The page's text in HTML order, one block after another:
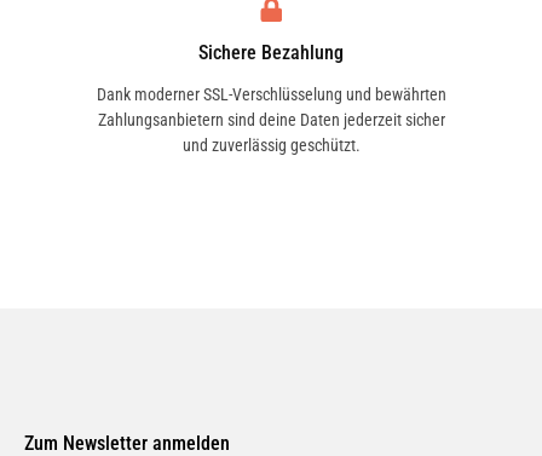
Sichere Bezahlung
Dank moderner SSL-Verschlüsselung und bewährten
Zahlungsanbietern sind deine Daten jederzeit sicher
und zuverlässig geschützt.
Zum Newsletter anmelden